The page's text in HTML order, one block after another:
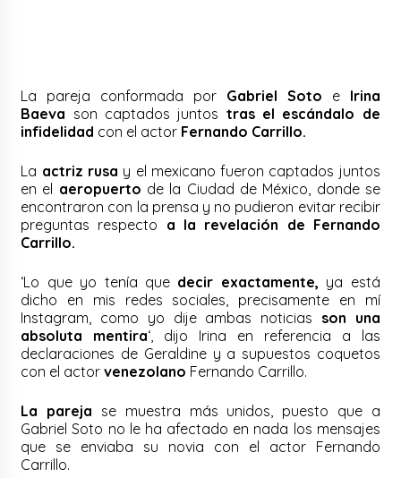
La pareja conformada por Gabriel Soto e Irina
Baeva son captados juntos tras el escándalo de
infidelidad con el actor Fernando Carrillo.
La actriz rusa y el mexicano fueron captados juntos
en el aeropuerto de la Ciudad de México, donde se
encontraron con la prensa y no pudieron evitar recibir
preguntas respecto a la revelación de Fernando
Carrillo.
‘Lo que yo tenía que decir exactamente, ya está
dicho en mis redes sociales, precisamente en mí
Instagram, como yo dije ambas noticias son una
absoluta mentira‘, dijo Irina en referencia a las
declaraciones de Geraldine y a supuestos coquetos
con el actorvenezolano Fernando Carrillo.
La pareja se muestra más unidos, puesto que a
Gabriel Soto no le ha afectado en nada los mensajes
que se enviaba su novia con el actor Fernando
Carrillo.